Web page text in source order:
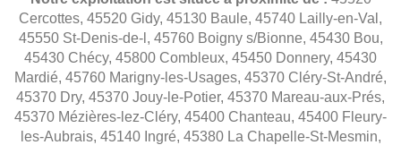
Cercottes, 45520 Gidy, 45130 Baule, 45740 Lailly-en-Val,
45550 St-Denis-de-l, 45760 Boigny s/Bionne, 45430 Bou,
45430 Chécy, 45800 Combleux, 45450 Donnery, 45430
Mardié, 45760 Marigny-les-Usages, 45370 Cléry-St-André,
45370 Dry, 45370 Jouy-le-Potier, 45370 Mareau-aux-Prés,
45370 Mézières-lez-Cléry, 45400 Chanteau, 45400 Fleury-
les-Aubrais, 45140 Ingré, 45380 La Chapelle-St-Mesmin,